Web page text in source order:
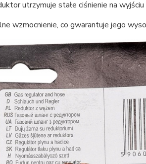
utrzymuje stałe ciśnienie na wyjściu
wzmocnienie, co gwarantuje jego